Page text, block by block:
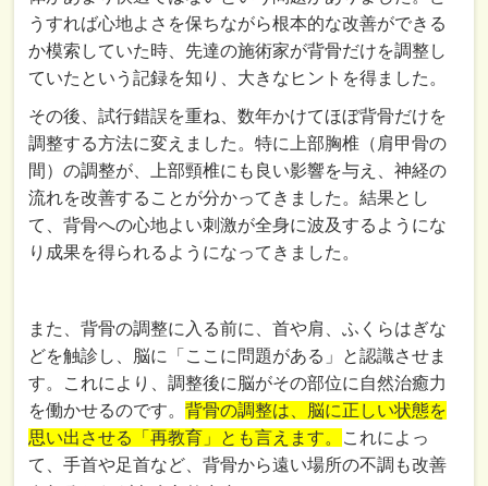
うすれば心地よさを保ちながら根本的な改善ができる
か模索していた時、先達の施術家が背骨だけを調整し
ていたという記録を知り、大きなヒントを得ました。
その後、試行錯誤を重ね、数年かけてほぼ背骨だけを
調整する方法に変えました。特に上部胸椎（肩甲骨の
間）の調整が、上部頸椎にも良い影響を与え、神経の
流れを改善することが分かってきました。結果とし
て、背骨への心地よい刺激が全身に波及するようにな
り成果を得られるようになってきました。
また、背骨の調整に入る前に、首や肩、ふくらはぎな
どを触診し、脳に「ここに問題がある」と認識させま
す。これにより、調整後に脳がその部位に自然治癒力
を働かせるのです。背骨の調整は、脳に正しい状態を
思い出させる「再教育」とも言えます。
これによっ
て、手首や足首など、背骨から遠い場所の不調も改善